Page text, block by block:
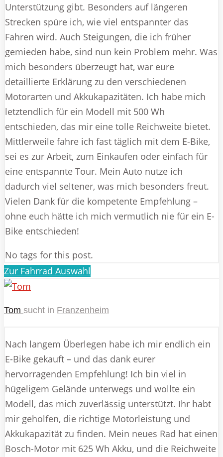
Unterstützung gibt. Besonders auf längeren
Strecken spüre ich, wie viel entspannter das
Fahren wird. Auch Steigungen, die ich früher
gemieden habe, sind nun kein Problem mehr. Was
mich besonders überzeugt hat, war eure
detaillierte Erklärung zu den verschiedenen
Motorarten und Akkukapazitäten. Ich habe mich
letztendlich für ein Modell mit 500 Wh
entschieden, das mir eine tolle Reichweite bietet.
Mittlerweile fahre ich fast täglich mit dem E-Bike,
sei es zur Arbeit, zum Einkaufen oder einfach für
eine entspannte Tour. Mein Auto nutze ich
dadurch viel seltener, was mich besonders freut.
Vielen Dank für die kompetente Empfehlung –
ohne euch hätte ich mich vermutlich nie für ein E-
Bike entschieden!
No tags for this post.
Zur Fahrrad Auswahl
Tom sucht in Franzenheim
Nach langem Überlegen habe ich mir endlich ein
E-Bike gekauft – und das dank eurer
hervorragenden Empfehlung! Ich bin viel in
hügeligem Gelände unterwegs und wollte ein
Modell, das mich zuverlässig unterstützt. Ihr habt
mir geholfen, die richtige Motorleistung und
Akkukapazität zu finden. Mein neues Rad hat einen
Bosch-Motor mit 625 Wh Akku, und die Reichweite